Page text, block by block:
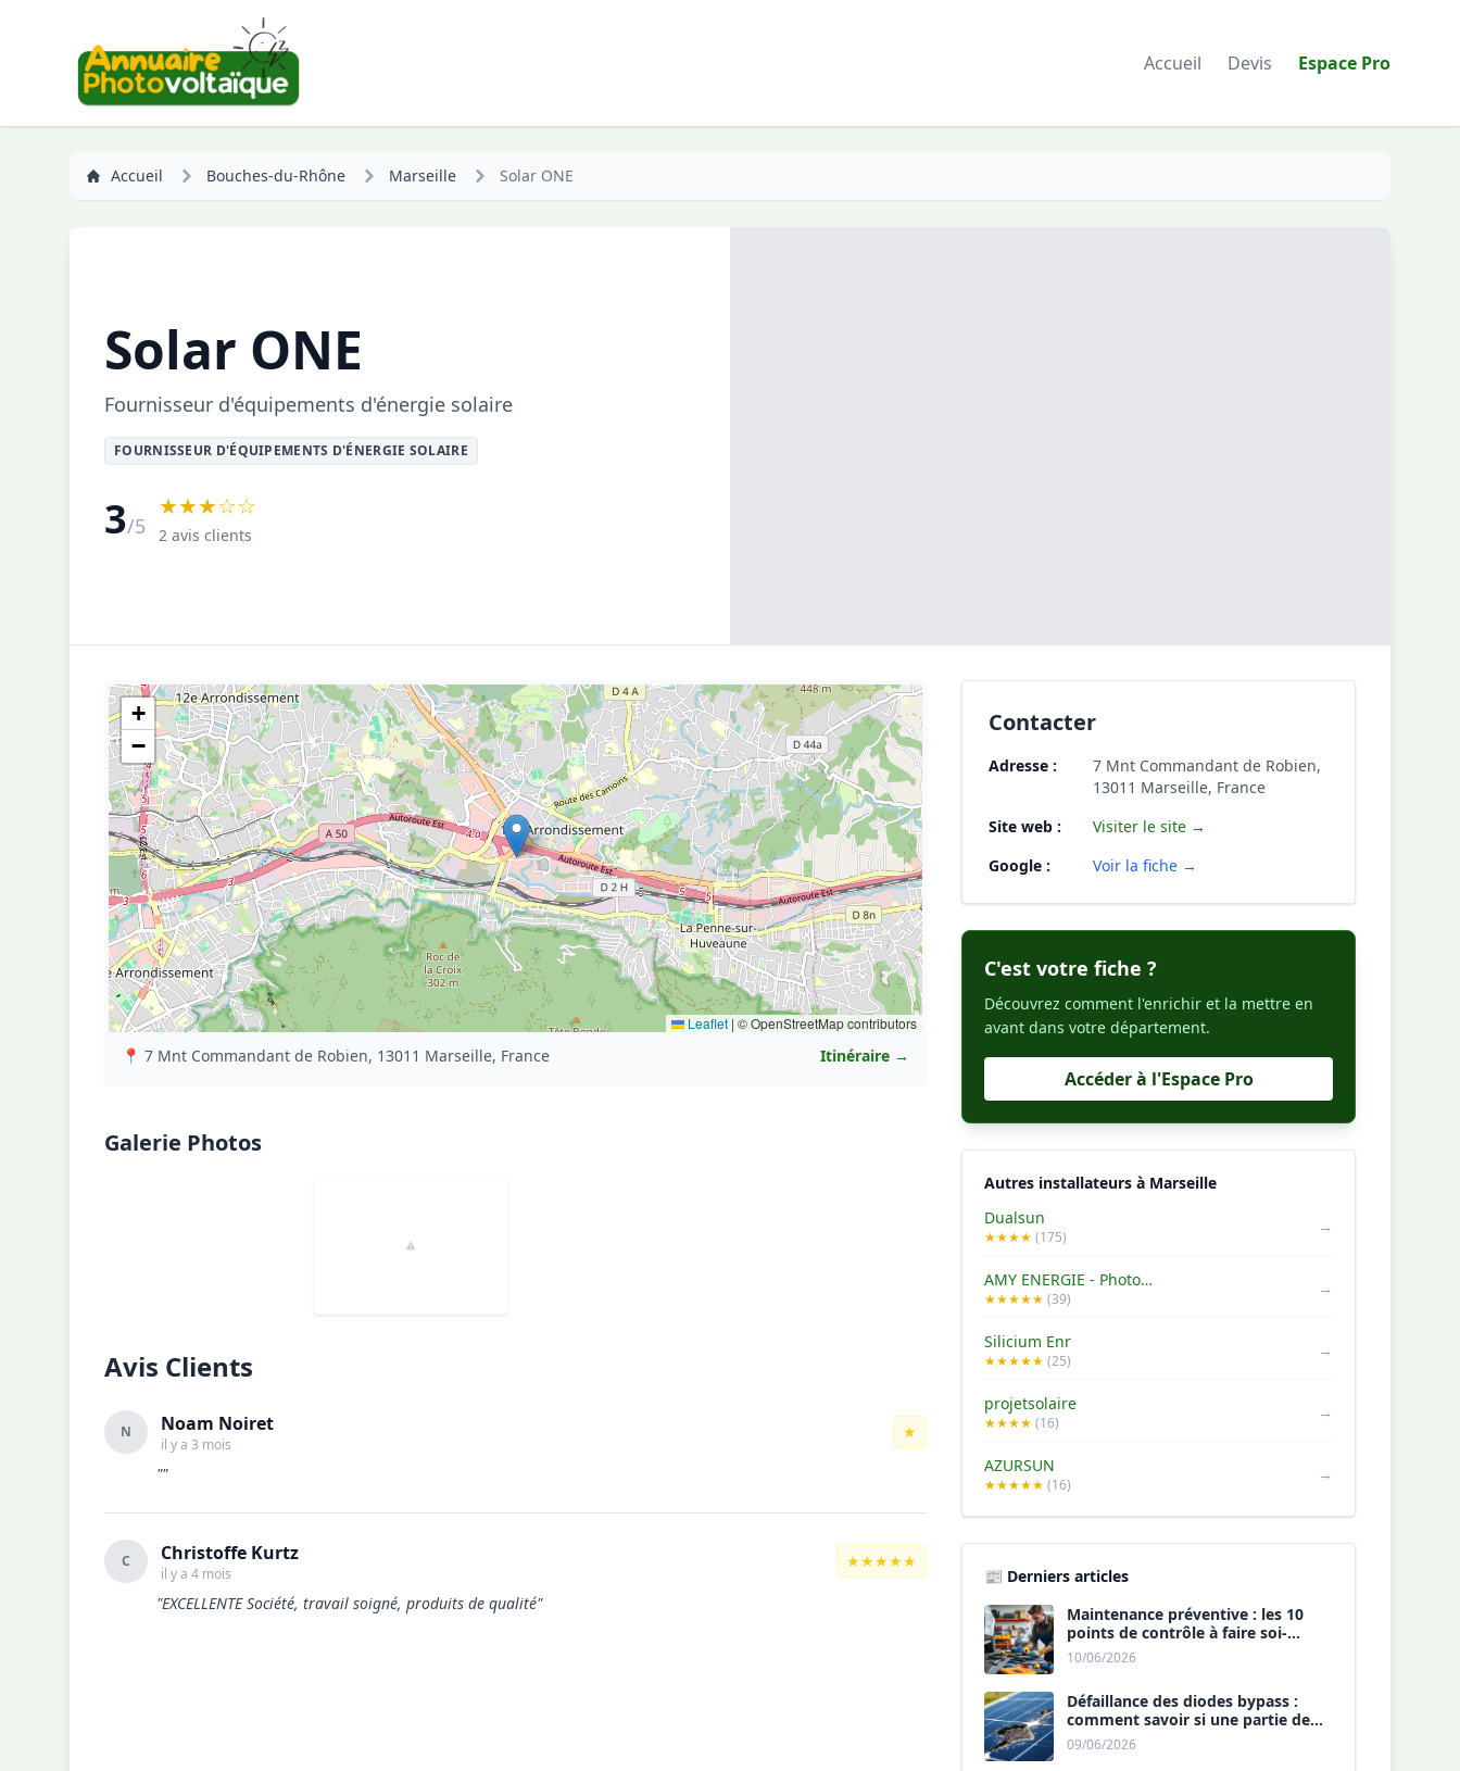
Accueil Devis Espace Pro
Accueil Bouches-du-Rhône Marseille Solar ONE
Solar ONE
Fournisseur d'équipements d'énergie solaire
FOURNISSEUR D'ÉQUIPEMENTS D'ÉNERGIE SOLAIRE
3/5
★★★☆☆
2 avis clients
+
−
Leaflet | © OpenStreetMap contributors
📍 7 Mnt Commandant de Robien, 13011 Marseille, France Itinéraire →
Galerie Photos
Avis Clients
N Noam Noiret
il y a 3 mois
★
""
C Christoffe Kurtz
il y a 4 mois
★★★★★
"EXCELLENTE Société, travail soigné, produits de qualité"
Contacter
Adresse :
7 Mnt Commandant de Robien,
13011 Marseille, France
Site web :
Visiter le site →
Google :
Voir la fiche →
C'est votre fiche ?
Découvrez comment l'enrichir et la mettre en
avant dans votre département.
Accéder à l'Espace Pro
Autres installateurs à Marseille
Dualsun
★★★★(175)
→
AMY ENERGIE - Photovoltaïque Marseille
★★★★★(39)
→
Silicium Enr
★★★★★(25)
→
projetsolaire
★★★★(16)
→
AZURSUN
★★★★★(16)
→
📰 Derniers articles
Maintenance préventive : les 10
points de contrôle à faire soi-
même chaque année.
10/06/2026
Défaillance des diodes bypass :
comment savoir si une partie de
votre panneau est morte ?
09/06/2026